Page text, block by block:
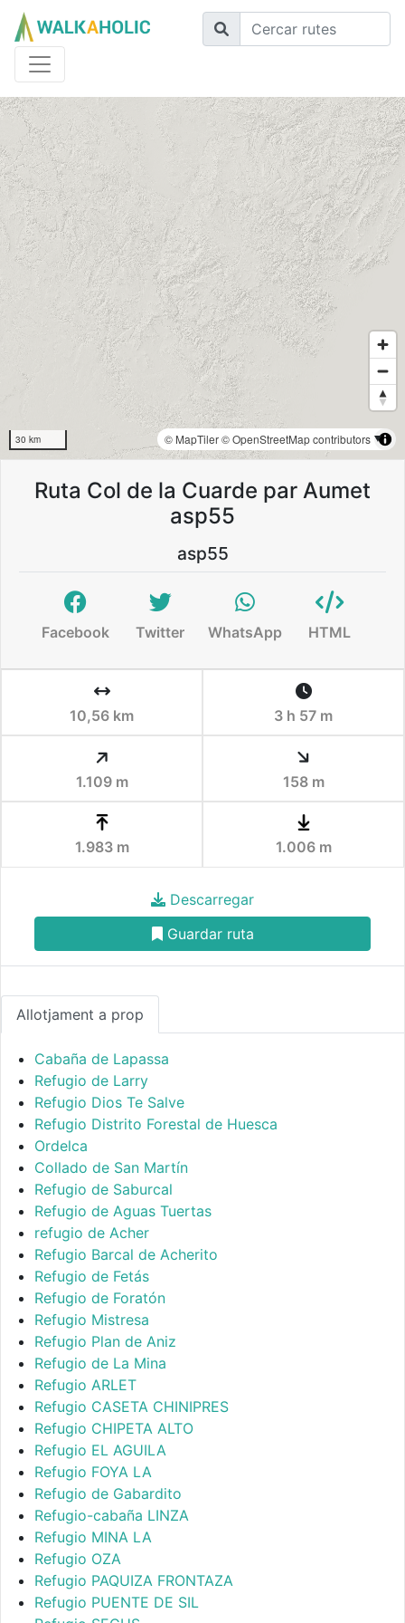
30 km © MapTiler© OpenStreetMap contributors
Ruta Col de la Cuarde par Aumet
asp55
asp55
Facebook Twitter WhatsApp HTML
10,56 km 3 h 57 m
1.109 m 158 m
1.983 m 1.006 m
Descarregar
Guardar ruta
Allotjament a prop
Cabaña de Lapassa
Refugio de Larry
Refugio Dios Te Salve
Refugio Distrito Forestal de Huesca
Ordelca
Collado de San Martín
Refugio de Saburcal
Refugio de Aguas Tuertas
refugio de Acher
Refugio Barcal de Acherito
Refugio de Fetás
Refugio de Foratón
Refugio Mistresa
Refugio Plan de Aniz
Refugio de La Mina
Refugio ARLET
Refugio CASETA CHINIPRES
Refugio CHIPETA ALTO
Refugio EL AGUILA
Refugio FOYA LA
Refugio de Gabardito
Refugio-cabaña LINZA
Refugio MINA LA
Refugio OZA
Refugio PAQUIZA FRONTAZA
Refugio PUENTE DE SIL